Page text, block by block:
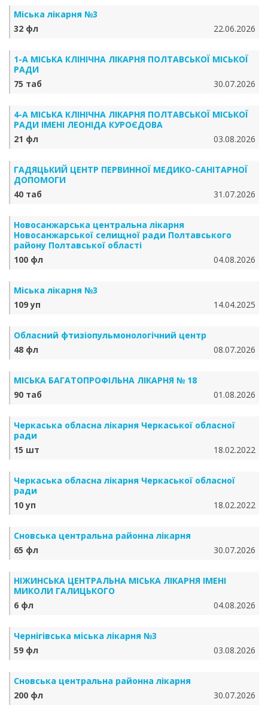
Міська лікарня №3
32 фл
22.06.2026
1-А МІСЬКА КЛІНІЧНА ЛІКАРНЯ ПОЛТАВСЬКОЇ МІСЬКОЇ
РАДИ
75 таб
30.07.2026
4-А МІСЬКА КЛІНІЧНА ЛІКАРНЯ ПОЛТАВСЬКОЇ МІСЬКОЇ
РАДИ ІМЕНІ ЛЕОНІДА КУРОЄДОВА
21 фл
03.08.2026
ГАДЯЦЬКИЙ ЦЕНТР ПЕРВИННОЇ МЕДИКО-САНІТАРНОЇ
ДОПОМОГИ
40 таб
31.07.2026
Новосанжарська центральна лікарня
Новосанжарської селищної ради Полтавського
району Полтавської області
100 фл
04.08.2026
Міська лікарня №3
109 уп
14.04.2025
Обласний фтизіопульмонологічний центр
48 фл
08.07.2026
МІСЬКА БАГАТОПРОФІЛЬНА ЛІКАРНЯ № 18
90 таб
01.08.2026
Черкаська обласна лікарня Черкаської обласної
ради
15 шт
18.02.2022
Черкаська обласна лікарня Черкаської обласної
ради
10 уп
18.02.2022
Сновська центральна районна лікарня
65 фл
30.07.2026
НІЖИНСЬКА ЦЕНТРАЛЬНА МІСЬКА ЛІКАРНЯ ІМЕНІ
МИКОЛИ ГАЛИЦЬКОГО
6 фл
04.08.2026
Чернігівська міська лікарня №3
59 фл
03.08.2026
Сновська центральна районна лікарня
200 фл
30.07.2026